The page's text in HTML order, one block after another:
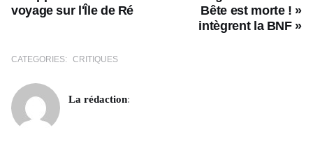
Bête est morte ! »
intègrent la BNF »
voyage sur l'Île de Ré
CATEGORIES: CRITIQUES
La rédaction: